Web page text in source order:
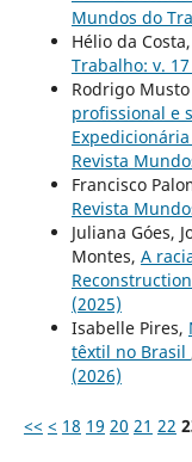
Mundos do
Hélio da Costa,
Trabalho: v.
Rodrigo Musto
profissional e
Revista
Francisco
Revista
Juliana Góes,
Montes, A
Reconstruction
(2025)
Isabelle Pires,
têxtil no Brasil
(2026)
<< < 18 19 20 21 22